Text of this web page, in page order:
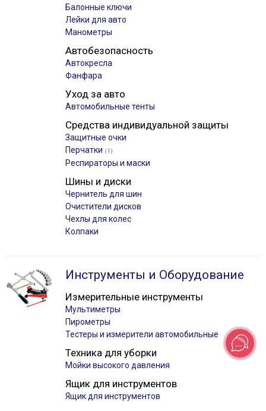
Балонные ключи
Лейки для авто
Манометры
Автобезопасность
Автокресла
Фанфара
Уход за авто
Автомобильные тенты
Средства индивидуальной защиты
Защитные очки
Перчатки (1)
Респираторы и маски
Шины и диски
Чернитель для шин
Очистители дисков
Чехлы для колес
Колпаки
Инструменты и Оборудование
Измерительные инструменты
Мультиметры
Пирометры
Тестеры и измерители автомобильные
Техника для уборки
Мойки высокого давления
Ящик для инструментов
Ящик для инструментов